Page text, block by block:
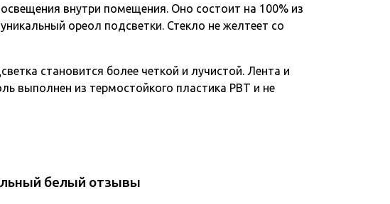
внутри помещения. Оно состоит на 100% из
ореол подсветки. Стекло не желтеет со
становится более четкой и лучистой. Лента и
выполнен из термостойкого пластика PBT и не
белый отзывы